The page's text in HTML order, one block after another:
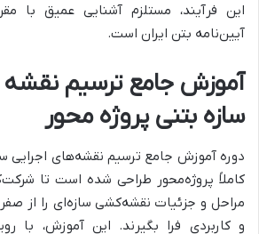
این فرآیند، مستلزم آشنایی عمیق با
آیین‌نامه بتن ایران است.
آموزش جامع ترسیم نقشه
سازه بتنی پروژه محور
دوره آموزش جامع ترسیم نقشه‌های اجرایی
کاملاً پروژه‌محور طراحی شده است تا
مراحل و جزئیات نقشه‌کشی سازه‌ای را از
و کاربردی فرا بگیرند. این آموزش، با